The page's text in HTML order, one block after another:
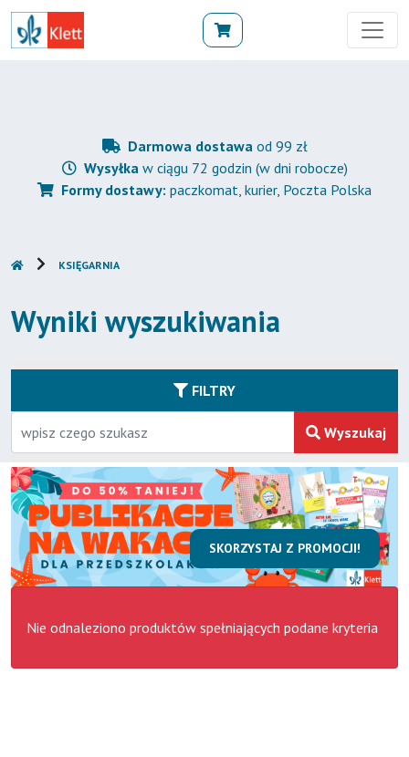
Darmowa dostawaod 99 zł
Wysyłkaw ciągu 72 godzin (w dni robocze)
Formy dostawy: paczkomat, kurier, Poczta Polska
KSIĘGARNIA
Wyniki wyszukiwania
FILTRY
Wyszukaj
SKORZYSTAJ Z PROMOCJI!
Nie odnaleziono produktów spełniających podane kryteria